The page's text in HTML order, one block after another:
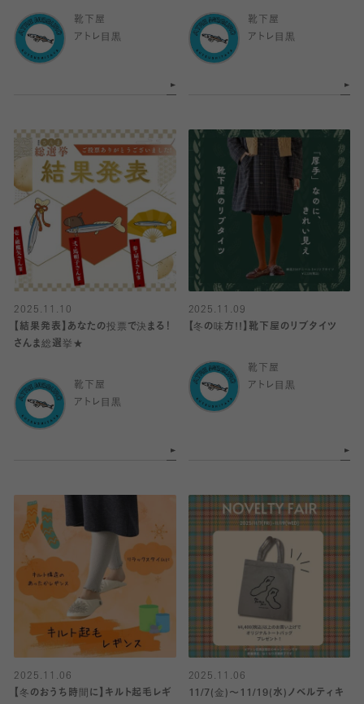
靴下屋
アトレ目黒
靴下屋
アトレ目黒
2025.11.10
【結果発表】あなたの投票で決まる！
さんま総選挙★
靴下屋
アトレ目黒
2025.11.09
【冬の味方!!】靴下屋のリブタイツ
靴下屋
アトレ目黒
2025.11.06
【冬のおうち時間に】キルト起毛レギ
2025.11.06
11/7(金)〜11/19(水)ノベルティキ